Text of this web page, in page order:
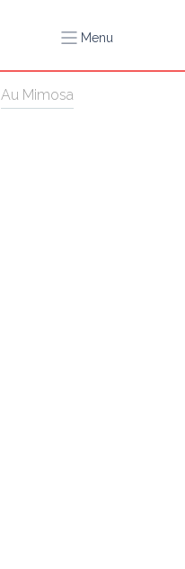
Menu
Au Mimosa